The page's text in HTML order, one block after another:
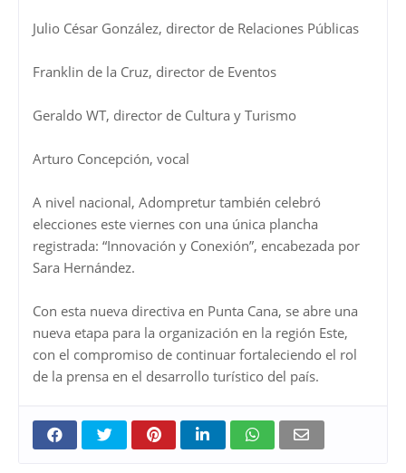
Julio César González, director de Relaciones Públicas
Franklin de la Cruz, director de Eventos
Geraldo WT, director de Cultura y Turismo
Arturo Concepción, vocal
A nivel nacional, Adompretur también celebró
elecciones este viernes con una única plancha
registrada: “Innovación y Conexión”, encabezada por
Sara Hernández.
Con esta nueva directiva en Punta Cana, se abre una
nueva etapa para la organización en la región Este,
con el compromiso de continuar fortaleciendo el rol
de la prensa en el desarrollo turístico del país.